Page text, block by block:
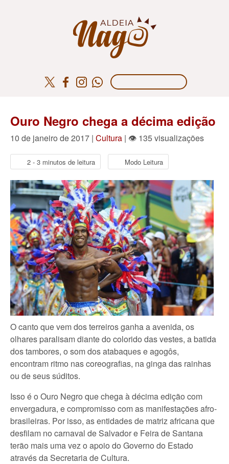
Ouro Negro chega a décima edição
10 de janeiro de 2017 | Cultura | 👁 135 visualizações
2 - 3 minutos de leitura Modo Leitura
O canto que vem dos terreiros ganha a avenida, os
olhares paralisam diante do colorido das vestes, a batida
dos tambores, o som dos atabaques e agogôs,
encontram ritmo nas coreografias, na ginga das rainhas
ou de seus súditos.
Isso é o Ouro Negro que chega à décima edição com
envergadura, e compromisso com as manifestações afro-
brasileiras. Por isso, as entidades de matriz africana que
desfilam no carnaval de Salvador e Feira de Santana
terão mais uma vez o apoio do Governo do Estado
através da Secretaria de Cultura.